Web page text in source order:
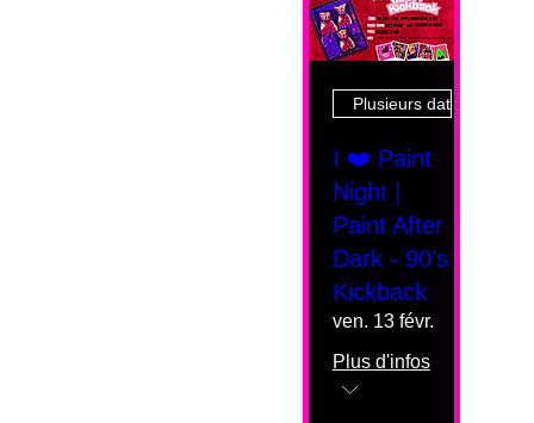
Plusieurs dates
I ❤️ Paint
Night |
Paint After
Dark - 90's
Kickback
ven. 13 févr.
Plus d'infos